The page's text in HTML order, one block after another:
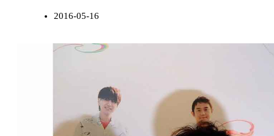
2016-05-16